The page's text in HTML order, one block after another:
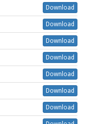
Download
Download
Download
Download
Download
Download
Download